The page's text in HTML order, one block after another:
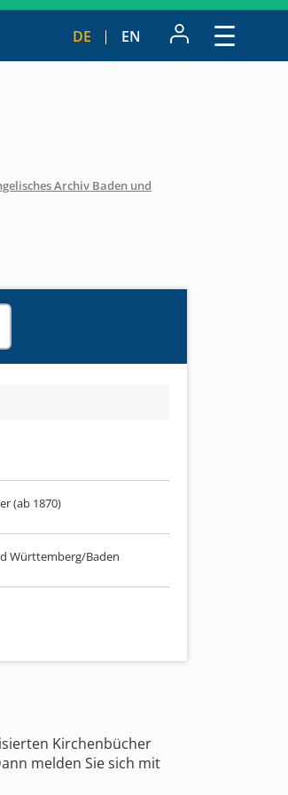
DE EN
Archiv Baden und
(ab 1870)
Württemberg/Baden
Kirchenbücher
melden Sie sich mit